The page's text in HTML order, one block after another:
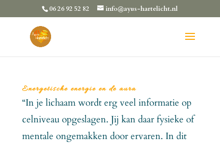
06 26 92 52 82 info@ayus-hartelicht.nl
Energetische energie en de aura
“In je lichaam wordt erg veel informatie op
celniveau opgeslagen. Jij kan daar fysieke of
mentale ongemakken door ervaren. In dit